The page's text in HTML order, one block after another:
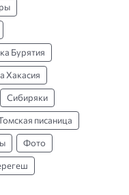
Бурятия
Хакасия
Сибиряки
писаница
Фото